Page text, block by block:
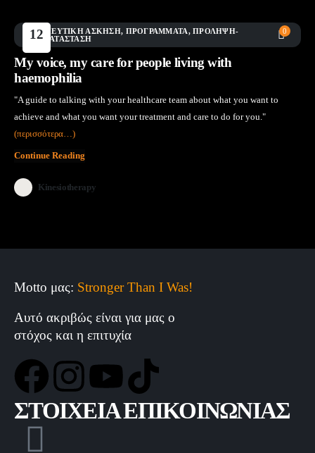
12 0
ΘΕΡΑΠΕΥΤΙΚΉ ΆΣΚΗΣΗ, ΠΡΟΓΡΆΜΜΑΤΑ,ΠΡΌΛΗΨΗ-
ΑΠΟΚΑΤΆΣΤΑΣΗ
My voice, my care for people living with
haemophilia
"A guide to talking with your healthcare team about what you want to
achieve and what you want your treatment and care to do for you."
(περισσότερα…)
Continue Reading
Kinesiotherapy
Motto μας: Stronger Than I Was!
Αυτό ακριβώς είναι για μας ο
στόχος και η επιτυχία
ΣΤΟΙΧΕΙΑ ΕΠΙΚΟΙΝΩΝΙΑΣ